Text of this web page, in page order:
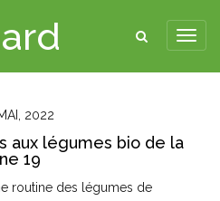
2022
aux légumes bio de la
19
routine des légumes de